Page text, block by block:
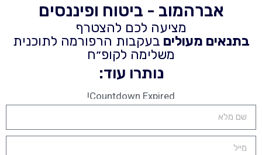
אברהמוב - ביטוח ופיננסים
מציעה לכם להצטרף
בתנאים מעולים בעקבות הרפורמה לתוכנית
משלימה לקופ״ח
נותרו עוד:
Countdown Expired!